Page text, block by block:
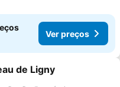
Ver preços
aos favoritos
de Ligny